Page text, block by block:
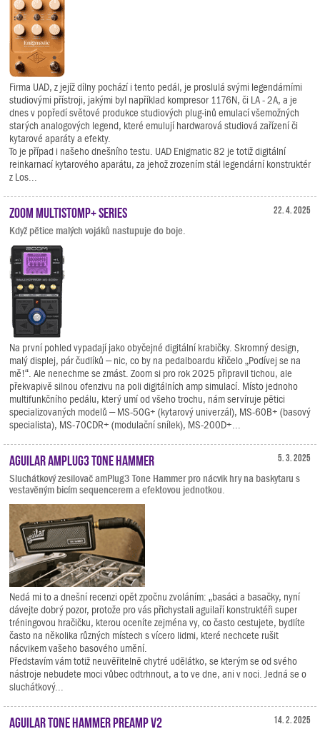
Firma UAD, z jejíž dílny pochází i tento pedál, je proslulá svými legendárními
studiovými přístroji, jakými byl například kompresor 1176N, či LA - 2A, a je
dnes v popředí světové produkce studiových plug-inů emulací všemožných
starých analogových legend, které emulují hardwarová studiová zařízení či
kytarové aparáty a efekty.
To je případ i našeho dnešního testu. UAD Enigmatic 82 je totiž digitální
reinkarnací kytarového aparátu, za jehož zrozením stál legendární konstruktér
z Los...
22. 4. 2025
Zoom MultiStomp+ Series
Když pětice malých vojáků nastupuje do boje.
Na první pohled vypadají jako obyčejné digitální krabičky. Skromný design,
malý displej, pár čudlíků – nic, co by na pedalboardu křičelo „Podívej se na
mě!“. Ale nenechme se zmást. Zoom si pro rok 2025 připravil tichou, ale
překvapivě silnou ofenzivu na poli digitálních amp simulací. Místo jednoho
multifunkčního pedálu, který umí od všeho trochu, nám servíruje pětici
specializovaných modelů – MS-50G+ (kytarový univerzál), MS-60B+ (basový
specialista), MS-70CDR+ (modulační snílek), MS-200D+...
5. 3. 2025
Aguilar amPlug3 Tone Hammer
Sluchátkový zesilovač amPlug3 Tone Hammer pro nácvik hry na baskytaru s
vestavěným bicím sequencerem a efektovou jednotkou.
Nedá mi to a dnešní recenzi opět zpočnu zvoláním: „basáci a basačky, nyní
dávejte dobrý pozor, protože pro vás přichystali aguilaří konstruktéři super
tréningovou hračičku, kterou oceníte zejména vy, co často cestujete, bydlíte
často na několika různých místech s vícero lidmi, které nechcete rušit
nácvikem vašeho basového umění.
Představím vám totiž neuvěřitelně chytré udělátko, se kterým se od svého
nástroje nebudete moci vůbec odtrhnout, a to ve dne, ani v noci. Jedná se o
sluchátkový...
14. 2. 2025
Aguilar Tone Hammer Preamp V2